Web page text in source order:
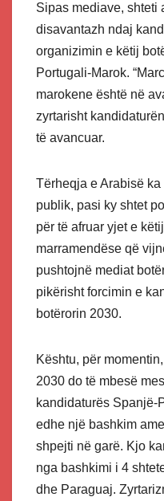
Sipas mediave, shteti
disavantazh ndaj
organizimin e këtij
Portugali-Marok.
marokene është në
zyrtarisht
të avancuar.
Tërheqja e Arabisë
publik, pasi ky shtet
për të afruar yjet e
marramendëse që
pushtojnë mediat
pikërisht forcimin e
botërorin 2030.
Kështu, për
2030 do të mbesë
kandidaturës Spanjë-
edhe një bashkim
shpejti në garë. Kjo
nga bashkimi i 4
dhe Paraguaj.